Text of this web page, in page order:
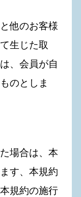
他のお客様
生じた取
、会員が自
のとしま
場合は、本
す、本規約
規約の施行